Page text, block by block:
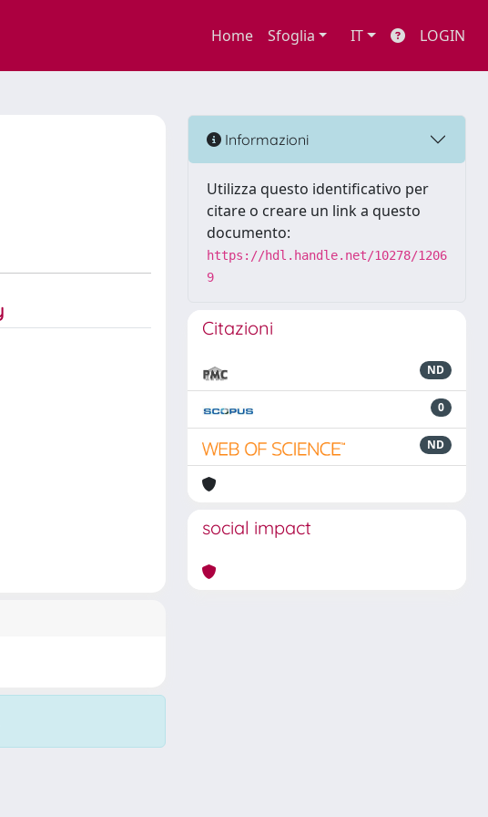
Home Sfoglia IT LOGIN
Informazioni
Utilizza questo identificativo per
citare o creare un link a questo
documento:
https://hdl.handle.net/10278/1206
9
Citazioni
ND
0
ND
social impact